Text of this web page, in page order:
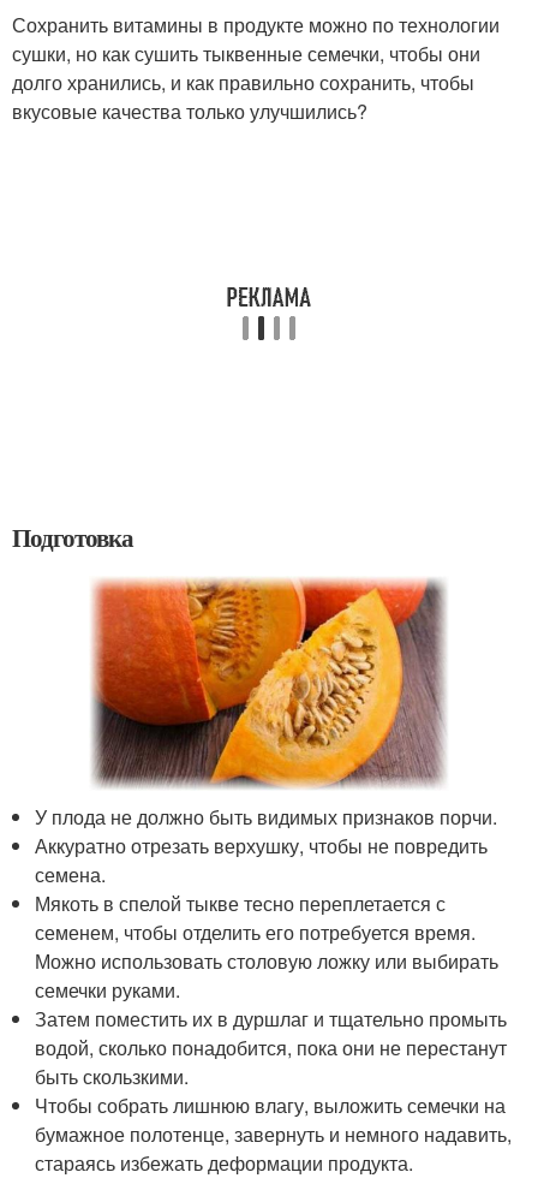
Сохранить витамины в продукте можно по технологии
сушки, но как сушить тыквенные семечки, чтобы они
долго хранились, и как правильно сохранить, чтобы
вкусовые качества только улучшились?
Подготовка
У плода не должно быть видимых признаков порчи.
Аккуратно отрезать верхушку, чтобы не повредить
семена.
Мякоть в спелой тыкве тесно переплетается с
семенем, чтобы отделить его потребуется время.
Можно использовать столовую ложку или выбирать
семечки руками.
Затем поместить их в дуршлаг и тщательно промыть
водой, сколько понадобится, пока они не перестанут
быть скользкими.
Чтобы собрать лишнюю влагу, выложить семечки на
бумажное полотенце, завернуть и немного надавить,
стараясь избежать деформации продукта.